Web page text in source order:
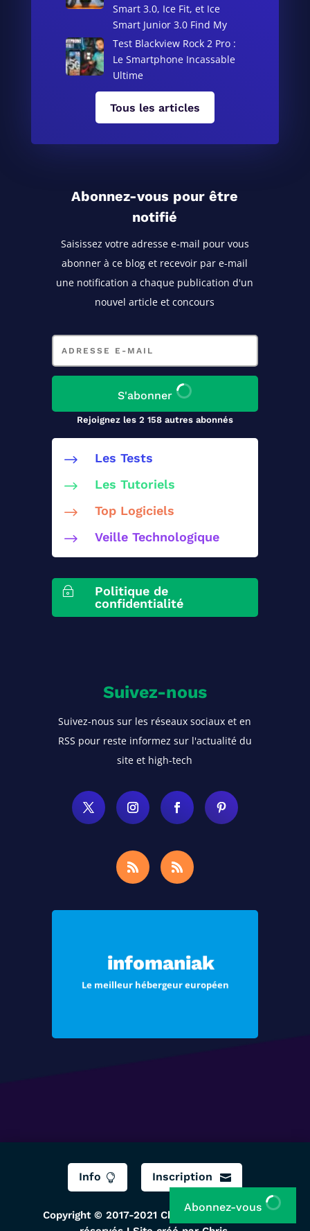
Smart 3.0, Ice Fit, et Ice
Smart Junior 3.0 Find My
Test Blackview Rock 2 Pro :
Le Smartphone Incassable
Ultime
Tous les articles
Abonnez-vous pour être
notifié
Saisissez votre adresse e-mail pour vous
abonner à ce blog et recevoir par e-mail
une notification a chaque publication d'un
nouvel article et concours
Adresse
mail
S'abonner
Rejoignez les 2 158 autres abonnés
$ Les Tests
$ Les Tutoriels
$ Top Logiciels
$ Veille Technologique
~
Politique de
confidentialité
Suivez-nous
Suivez-nous sur les réseaux sociaux et en
RSS pour reste informez sur l'actualité du
site et high-tech
infomaniak
Le meilleur hébergeur européen
hébergement pour vos sites Web et
vos e-mails
Info  Inscription 
Copyright © 2017-2021 ChrisTec, Tous droits
Abonnez-vous